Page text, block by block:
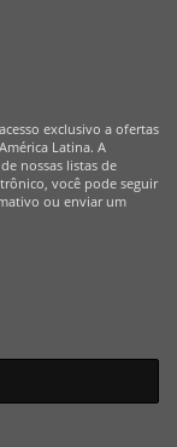
exclusivo a ofertas
Latina. A
nossas listas de
você pode seguir
ou enviar um